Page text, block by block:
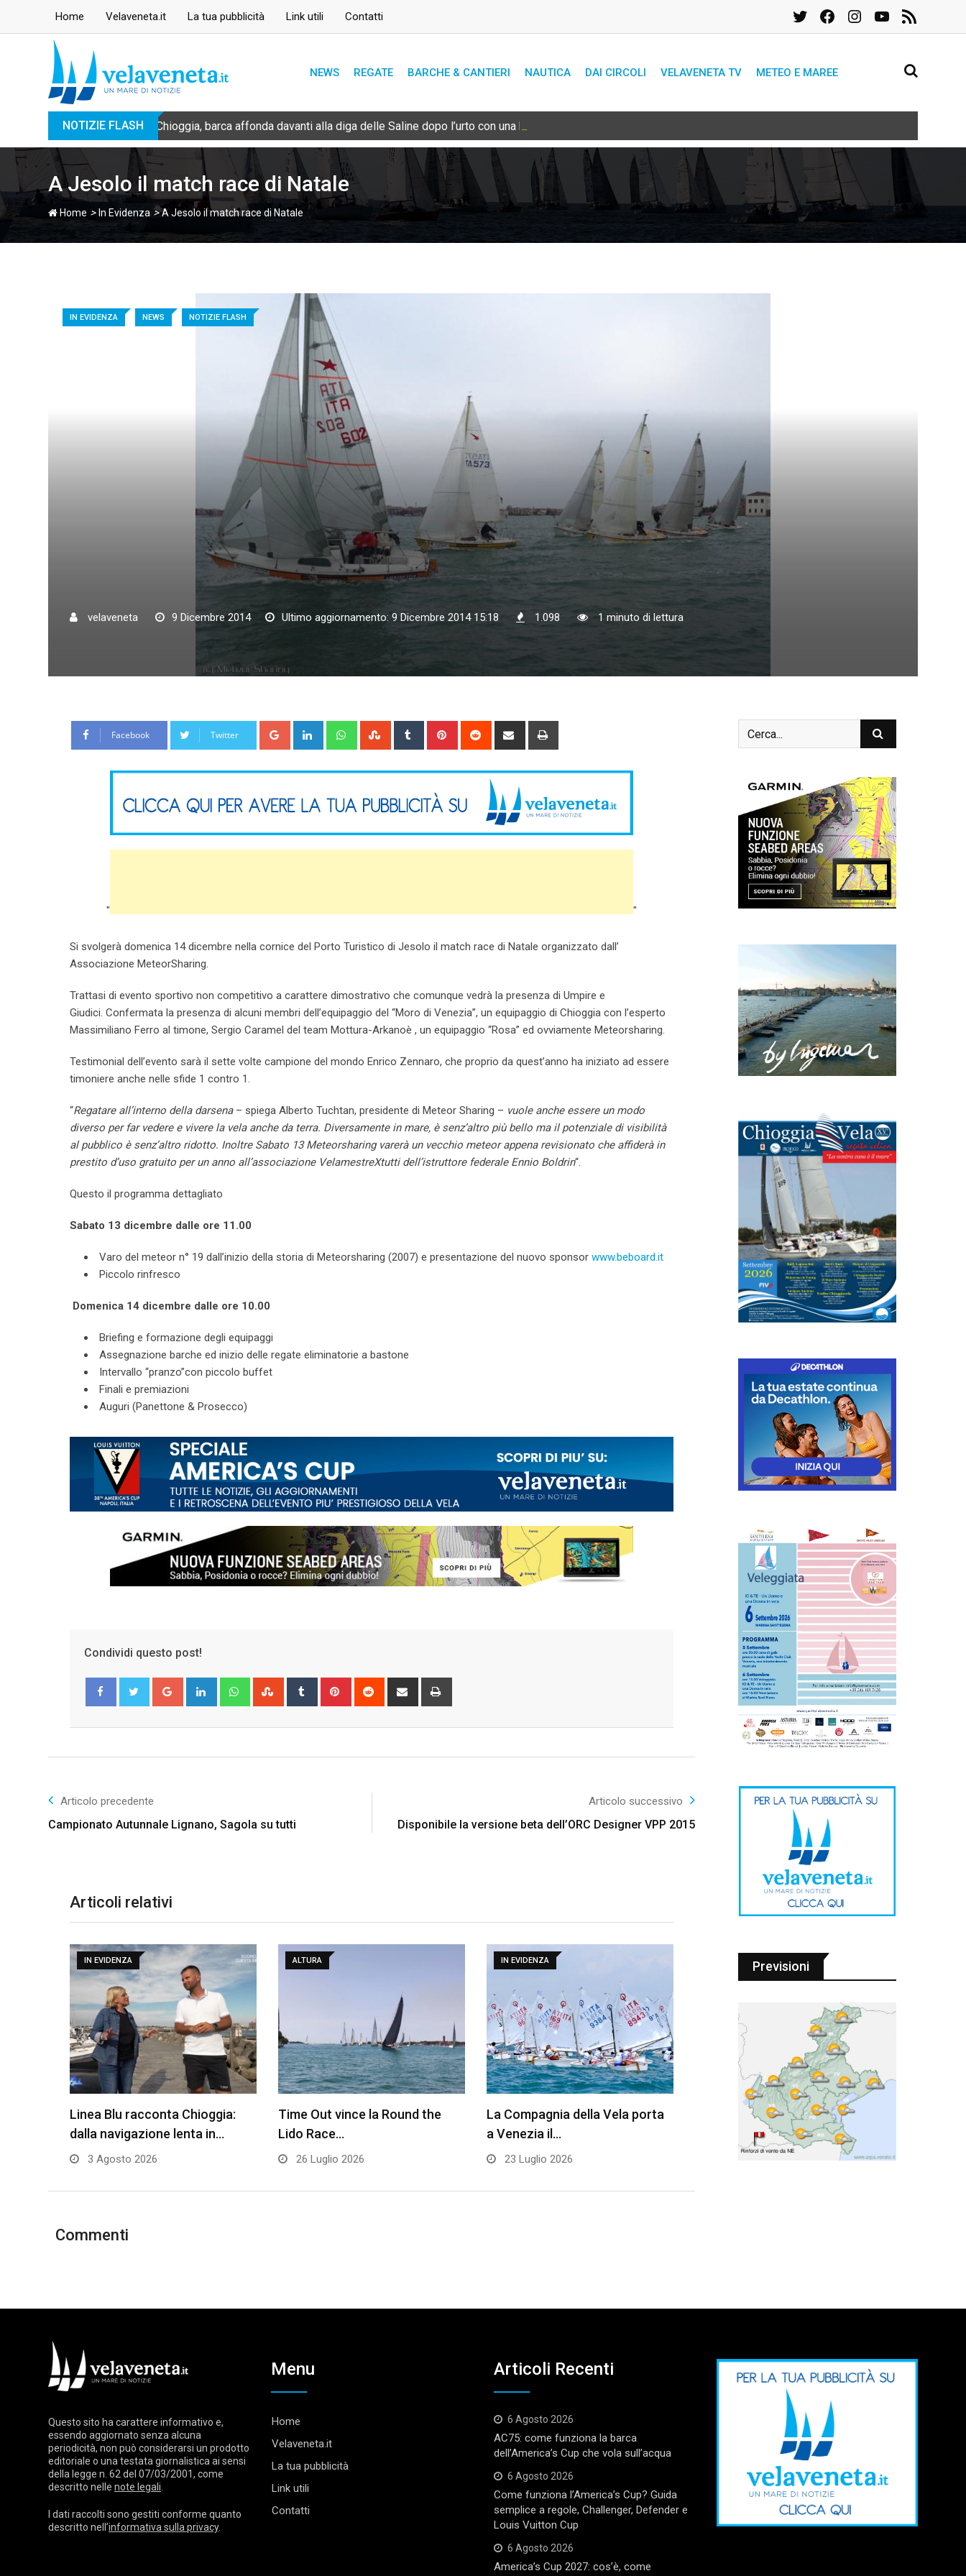
Home Velaveneta.it La tua pubblicità Link utili Contatti TwitterFacebookInstagramYouTube
Feed
RSS
NEWS REGATE BARCHE & CANTIERI NAUTICA DAI CIRCOLI VELAVENETA TV METEO E MAREE
NOTIZIE FLASH Chioggia, barca affonda davanti alla diga delle Saline dopo l’urto con una bricola sommersa
A Jesolo il match race di Natale
Home > In Evidenza>A Jesolo il match race di Natale
IN EVIDENZA NEWS NOTIZIE FLASH
velaveneta 9 Dicembre 2014 Ultimo aggiornamento: 9 Dicembre 2014 15:18 1.098 1 minuto di lettura
Facebook Twitter Google+ LinkedIn WhatsappStumbleUpon
Tumblr Pinterest Reddit
Share
" "
Si svolgerà domenica 14 dicembre nella cornice del Porto Turistico di Jesolo il match race di Natale organizzato dall’
Associazione MeteorSharing.
Trattasi di evento sportivo non competitivo a carattere dimostrativo che comunque vedrà la presenza di Umpire e
Giudici. Confermata la presenza di alcuni membri dell’equipaggio del “Moro di Venezia”, un equipaggio di Chioggia con l’esperto
Massimiliano Ferro al timone, Sergio Caramel del team Mottura-Arkanoè , un equipaggio “Rosa” ed ovviamente Meteorsharing.
Testimonial dell’evento sarà il sette volte campione del mondo Enrico Zennaro, che proprio da quest’anno ha iniziato ad essere
timoniere anche nelle sfide 1 contro 1.
“Regatare all’interno della darsena– spiega Alberto Tuchtan, presidente di Meteor Sharing – vuole anche essere un modo
diverso per far vedere e vivere la vela anche da terra. Diversamente in mare, è senz’altro più bello ma il potenziale di visibilità
al pubblico è senz’altro ridotto. Inoltre Sabato 13 Meteorsharing varerà un vecchio meteor appena revisionato che affiderà in
prestito d’uso gratuito per un anno all’associazione VelamestreXtutti dell’istruttore federale Ennio Boldrin“.
Questo il programma dettagliato
Sabato 13 dicembre dalle ore 11.00
Varo del meteor n° 19 dall’inizio della storia di Meteorsharing (2007) e presentazione del nuovo sponsor www.beboard.it
Piccolo rinfresco
Domenica 14 dicembre dalle ore 10.00
Briefing e formazione degli equipaggi
Assegnazione barche ed inizio delle regate eliminatorie a bastone
Intervallo “pranzo”con piccolo buffet
Finali e premiazioni
Auguri (Panettone & Prosecco)
Condividi questo post!
Google+ LinkedIn WhatsappStumbleUpon
Tumblr Pinterest Reddit
Share
Articolo precedente
Campionato Autunnale Lignano, Sagola su tutti
Articolo successivo
Disponibile la versione beta dell’ORC Designer VPP 2015
Articoli relativi
IN EVIDENZA
Linea Blu racconta Chioggia:
dalla navigazione lenta in…
3 Agosto 2026
ALTURA
Time Out vince la Round the
Lido Race…
26 Luglio 2026
IN EVIDENZA
La Compagnia della Vela porta
a Venezia il…
23 Luglio 2026
Commenti
Previsioni
Questo sito ha carattere informativo e,
essendo aggiornato senza alcuna
periodicità, non può considerarsi un prodotto
editoriale o una testata giornalistica ai sensi
della legge n. 62 del 07/03/2001, come
descritto nelle note legali
I dati raccolti sono gestiti conforme quanto
descritto nell’informativa sulla privacy.
Menu
Home
Velaveneta.it
La tua pubblicità
Link utili
Contatti
Articoli Recenti
6 Agosto 2026
AC75: come funziona la barca
dell’America’s Cup che vola sull’acqua
6 Agosto 2026
Come funziona l’America’s Cup? Guida
semplice a regole, Challenger, Defender e
Louis Vuitton Cup
6 Agosto 2026
America’s Cup 2027: cos’è, come